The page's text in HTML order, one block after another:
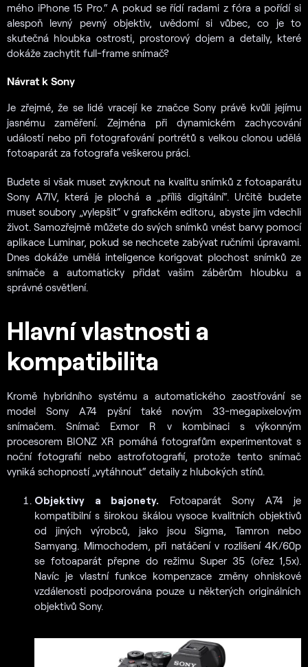
mého iPhone 15 Pro.“ A pokud se řídí radami z fóra a pořídí si
alespoň levný pevný objektiv, uvědomí si vůbec, co je to
skutečná hloubka ostrosti, prostorový dojem a detaily, které
dokáže zachytit full-frame snímač?
Návrat k Sony
Je zřejmé, že se lidé vracejí ke značce Sony právě kvůli jejímu
jasnému zaměření. Zejména při dynamickém zachycování
událostí nebo při fotografování portrétů s velkou clonou udělá
fotoaparát za fotografa veškerou práci.
Budete si však muset zvyknout na kvalitu snímků z fotoaparátu
Sony A7IV, která je plochá a „příliš digitální“. Určitě budete
muset soubory „vylepšit“ v grafickém editoru, abyste jim vdechli
život. Samozřejmě můžete do svých snímků vnést barvy pomocí
aplikace Luminar, pokud se nechcete zabývat ručními úpravami.
Dnes dokáže umělá inteligence korigovat plochost snímků ze
snímače a automaticky přidat vašim záběrům hloubku a
správné osvětlení.
Hlavní vlastnosti a
kompatibilita
Kromě hybridního systému a automatického zaostřování se
model Sony A74 pyšní také novým 33-megapixelovým
snímačem. Snímač Exmor R v kombinaci s výkonným
procesorem BIONZ XR pomáhá fotografům experimentovat s
noční fotografií nebo astrofotografií, protože tento snímač
vyniká schopností „vytáhnout“ detaily z hlubokých stínů.
Objektivy a bajonety. Fotoaparát Sony A74 je
kompatibilní s širokou škálou vysoce kvalitních objektivů
od jiných výrobců, jako jsou Sigma, Tamron nebo
Samyang. Mimochodem, při natáčení v rozlišení 4K/60p
se fotoaparát přepne do režimu Super 35 (ořez 1,5x).
Navíc je vlastní funkce kompenzace změny ohniskové
vzdálenosti podporována pouze u některých originálních
objektivů Sony.